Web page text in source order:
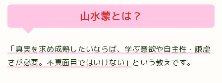
山水蒙とは？
「真実を求め成熟したいならば、学ぶ意欲や自主性・謙虚
さが必要。不真面目ではいけない」 という教えです。